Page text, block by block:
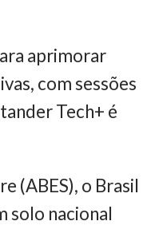
aprimorar
com sessões
Tech+ é
(ABES), o Brasil
solo nacional